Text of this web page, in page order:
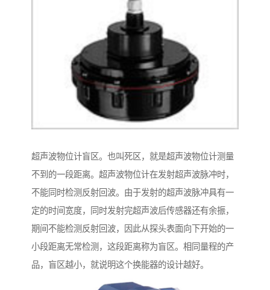
超声波物位计盲区。也叫死区，就是超声波物位计测量
不到的一段距离。超声波物位计在发射超声波脉冲时，
不能同时检测反射回波。由于发射的超声波脉冲具有一
定的时间宽度，同时发射完超声波后传感器还有余振，
期间不能检测反射回波，因此从探头表面向下开始的一
小段距离无常检测，这段距离称为盲区。相同量程的产
品，盲区越小，就说明这个换能器的设计越好。